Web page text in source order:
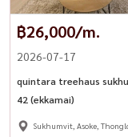
♡7-minute drive to
♡5-minute drive to
♡4-minute drive to the
Price:
Rent: 80,000 baht/
฿26,000/m.
2026-07-17
quintara treehaus
42 (ekkamai)
Sukhumvit, Asoke,